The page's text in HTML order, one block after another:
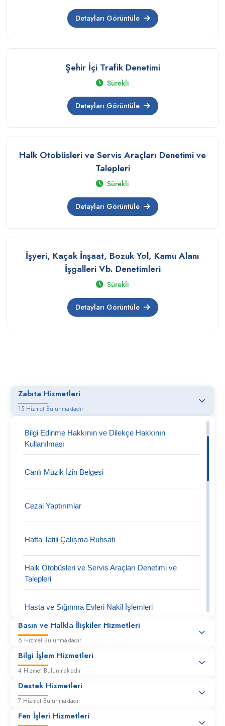
Zabıta Hizmetleri
15 Hizmet Bulunmaktadır
Bilgi Edinme Hakkının ve Dilekçe Hakkının
Kullanılması
Canlı Müzik İzin Belgesi
Cezai Yaptırımlar
Hafta Tatili Çalışma Ruhsatı
Halk Otobüsleri ve Servis Araçları Denetimi ve
Talepleri
Hasta ve Sığınma Evleri Nakil İşlemleri
Hükümlü Ekmek ve Yiyecek İaşe Tahkikatları
İlan tutanakları
Basın ve Halkla İlişkiler Hizmetleri
6 Hizmet Bulunmaktadır
Bilgi İşlem Hizmetleri
4 Hizmet Bulunmaktadır
Destek Hizmetleri
7 Hizmet Bulunmaktadır
Fen İşleri Hizmetleri
Detayları Görüntüle
Şehir İçi Trafik Denetimi
Sürekli
Detayları Görüntüle
Halk Otobüsleri ve Servis Araçları Denetimi ve
Talepleri
Sürekli
Detayları Görüntüle
İşyeri, Kaçak İnşaat, Bozuk Yol, Kamu Alanı
İşgalleri Vb. Denetimleri
Sürekli
Detayları Görüntüle